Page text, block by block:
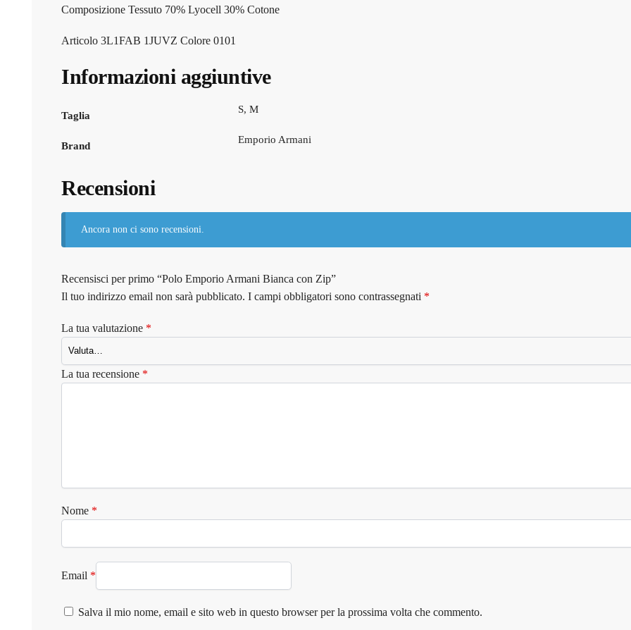
Composizione Tessuto 70% Lyocell 30% Cotone
Articolo 3L1FAB 1JUVZ Colore 0101
Informazioni aggiuntive
Taglia
S, M
Brand
Emporio Armani
Recensioni
Ancora non ci sono recensioni.
Recensisci per primo “Polo Emporio Armani Bianca con Zip”
Il tuo indirizzo email non sarà pubblicato. I campi obbligatori sono contrassegnati *
La tua valutazione *
La tua recensione *
Nome *
Email *
Salva il mio nome, email e sito web in questo browser per la prossima volta che commento.